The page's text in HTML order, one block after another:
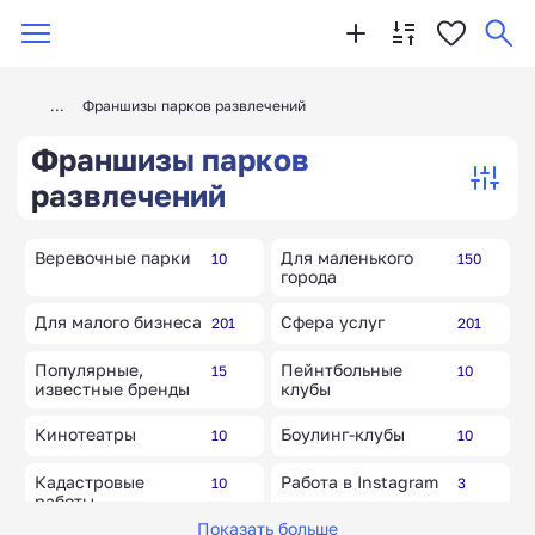
Франшизы парков развлечений
Франшизы парков
развлечений
Веревочные парки 10
Для маленького
города
150
Для малого бизнеса 201 Сфера услуг 201
Популярные,
известные бренды
15
Пейнтбольные
клубы
10
Кинотеатры 10 Боулинг-клубы 10
Кадастровые
работы
10 Работа в Instagram 3
Показать больше